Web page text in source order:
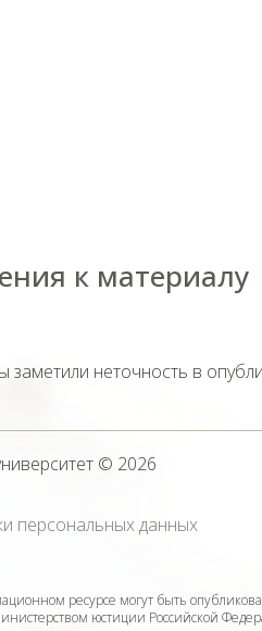
к материалу
ресурсе могут быть
юстиции Российской
персональных данных
заметили неточность в
© 2026